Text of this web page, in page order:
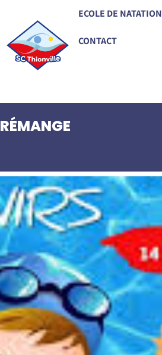
ECOLE DE NATATION
CONTACT